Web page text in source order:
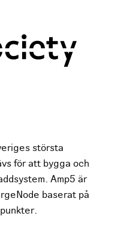
största
för att bygga och
Amp5 är
baserat på